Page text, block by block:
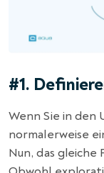
#1.
Wenn Sie in den
normalerweise
Nun, das